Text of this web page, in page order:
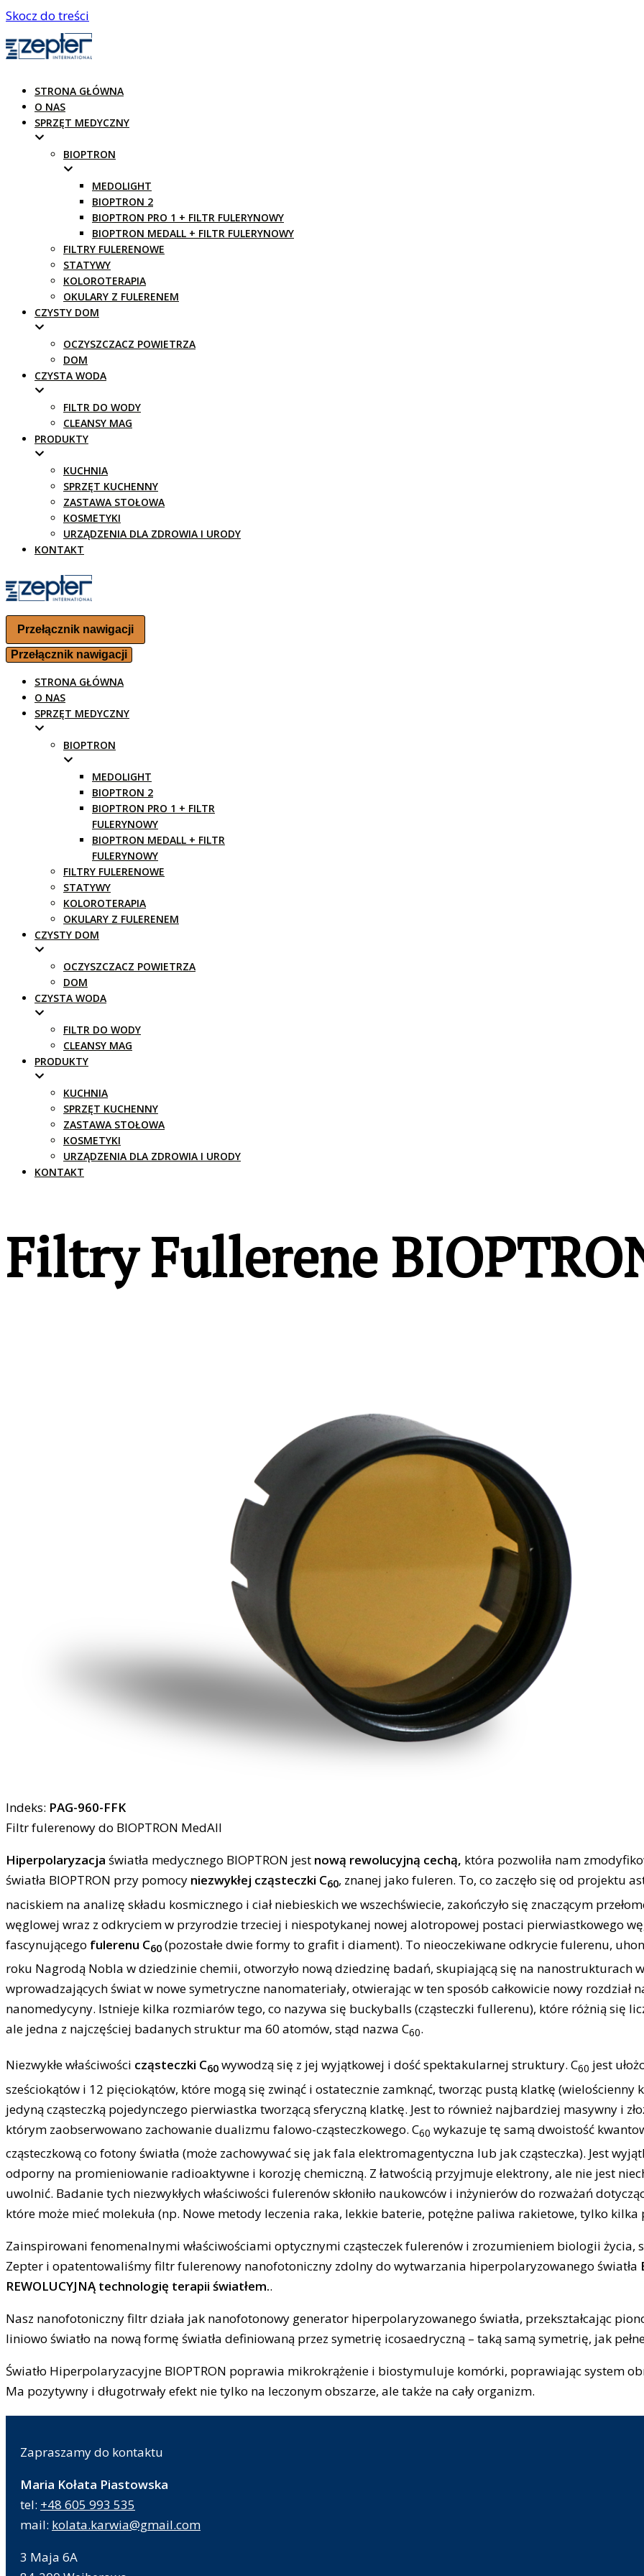
Skocz do treści
STRONA GŁÓWNA
O NAS
SPRZĘT MEDYCZNY
BIOPTRON
MEDOLIGHT
BIOPTRON 2
BIOPTRON PRO 1 + FILTR FULERYNOWY
BIOPTRON MEDALL + FILTR FULERYNOWY
FILTRY FULERENOWE
STATYWY
KOLOROTERAPIA
OKULARY Z FULERENEM
CZYSTY DOM
OCZYSZCZACZ POWIETRZA
DOM
CZYSTA WODA
FILTR DO WODY
CLEANSY MAG
PRODUKTY
KUCHNIA
SPRZĘT KUCHENNY
ZASTAWA STOŁOWA
KOSMETYKI
URZĄDZENIA DLA ZDROWIA I URODY
KONTAKT
Przełącznik nawigacji
Przełącznik nawigacji
STRONA GŁÓWNA
O NAS
SPRZĘT MEDYCZNY
BIOPTRON
MEDOLIGHT
BIOPTRON 2
BIOPTRON PRO 1 + FILTR
FULERYNOWY
BIOPTRON MEDALL + FILTR
FULERYNOWY
FILTRY FULERENOWE
STATYWY
KOLOROTERAPIA
OKULARY Z FULERENEM
CZYSTY DOM
OCZYSZCZACZ POWIETRZA
DOM
CZYSTA WODA
FILTR DO WODY
CLEANSY MAG
PRODUKTY
KUCHNIA
SPRZĘT KUCHENNY
ZASTAWA STOŁOWA
KOSMETYKI
URZĄDZENIA DLA ZDROWIA I URODY
KONTAKT
Filtry Fullerene
Indeks: PAG-960-FFK
Filtr fulerenowy do BIOPTRON MedAll
Hiperpolaryzacja światła medycznego BIOPTRON jest nową rewolucyjną cechą, która pozwoliła nam
światła BIOPTRON przy pomocy niezwykłej cząsteczki C60, znanej jako fuleren. To, co zaczęło się od projektu
naciskiem na analizę składu kosmicznego i ciał niebieskich we wszechświecie, zakończyło się znaczącym
węglowej wraz z odkryciem w przyrodzie trzeciej i niespotykanej nowej alotropowej postaci pierwiastkowego
fascynującego fulerenu C60 (pozostałe dwie formy to grafit i diament). To nieoczekiwane odkrycie fulerenu,
roku Nagrodą Nobla w dziedzinie chemii, otworzyło nową dziedzinę badań, skupiającą się na nanostrukturach
wprowadzających świat w nowe symetryczne nanomateriały, otwierając w ten sposób całkowicie nowy rozdział
nanomedycyny. Istnieje kilka rozmiarów tego, co nazywa się buckyballs (cząsteczki fullerenu), które różnią się
ale jedna z najczęściej badanych struktur ma 60 atomów, stąd nazwa C60.
Niezwykłe właściwości cząsteczki C60 wywodzą się z jej wyjątkowej i dość spektakularnej struktury. C60 jest
sześciokątów i 12 pięciokątów, które mogą się zwinąć i ostatecznie zamknąć, tworząc pustą klatkę (wielościenny
jedyną cząsteczką pojedynczego pierwiastka tworzącą sferyczną klatkę. Jest to również najbardziej masywny i
którym zaobserwowano zachowanie dualizmu falowo-cząsteczkowego. C60 wykazuje tę samą dwoistość
cząsteczkową co fotony światła (może zachowywać się jak fala elektromagentyczna lub jak cząsteczka). Jest
odporny na promieniowanie radioaktywne i korozję chemiczną. Z łatwością przyjmuje elektrony, ale nie jest
uwolnić. Badanie tych niezwykłych właściwości fulerenów skłoniło naukowców i inżynierów do rozważań
które może mieć molekuła (np. Nowe metody leczenia raka, lekkie baterie, potężne paliwa rakietowe, tylko kilka
Zainspirowani fenomenalnymi właściwościami optycznymi cząsteczek fulerenów i zrozumieniem biologii życia,
Zepter i opatentowaliśmy filtr fulerenowy nanofotoniczny zdolny do wytwarzania hiperpolaryzowanego światła
REWOLUCYJNĄ technologię terapii światłem..
Nasz nanofotoniczny filtr działa jak nanofotonowy generator hiperpolaryzowanego światła, przekształcając
liniowo światło na nową formę światła definiowaną przez symetrię icosaedryczną – taką samą symetrię, jak
Światło Hiperpolaryzacyjne BIOPTRON poprawia mikrokrążenie i biostymuluje komórki, poprawiając system
Ma pozytywny i długotrwały efekt nie tylko na leczonym obszarze, ale także na cały organizm.
Zapraszamy do kontaktu
Maria Kołata Piastowska
tel: +48 605 993 535
mail: kolata.karwia@gmail.com
3 Maja 6A